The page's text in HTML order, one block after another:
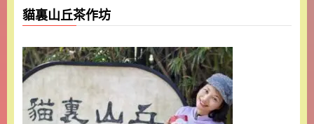
貓裏山丘茶作坊